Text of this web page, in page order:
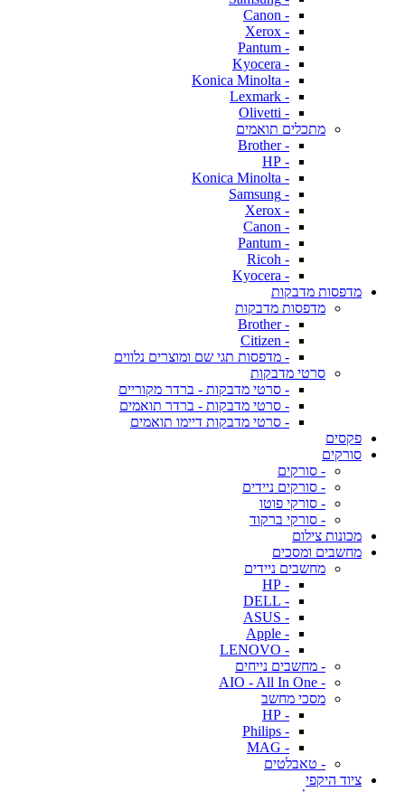
- Canon
- Xerox
- Pantum
- Kyocera
- Konica Minolta
- Lexmark
- Olivetti
מתכלים תואמים
- Brother
- HP
- Konica Minolta
- Samsung
- Xerox
- Canon
- Pantum
- Ricoh
- Kyocera
מדפסות מדבקות
מדפסות מדבקות
- Brother
- Citizen
- מדפסות תגי שם ומוצרים נלווים
סרטי מדבקות
- סרטי מדבקות - ברדר מקוריים
- סרטי מדבקות - ברדר תואמים
- סרטי מדבקות דיימו תואמים
פקסים
סורקים
- סורקים
- סורקים ניידים
- סורקי פוטו
- סורקי ברקוד
מכונות צילום
מחשבים ומסכים
מחשבים ניידים
- HP
- DELL
- ASUS
- Apple
- LENOVO
- מחשבים נייחים
- AIO - All In One
מסכי מחשב
- HP
- Philips
- MAG
- טאבלטים
ציוד היקפי